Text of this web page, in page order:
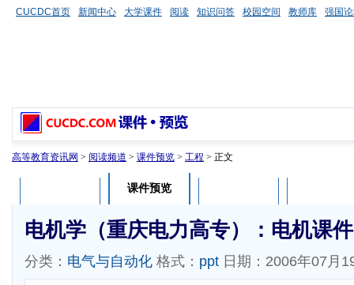
CUCDC首页 新闻中心 大学课件 阅读 知识问答 校园空间 教师库 强国
高等教育资讯网 > 阅读频道 > 课件预览 > 工程 > 正文
课件预览
电机学（重庆电力高专）：电机课
分类： 电气与自动化 格式： ppt 日期：2006年07月